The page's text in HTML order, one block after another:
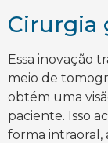
Cirurgia
Essa inovação
meio de
obtém uma
paciente. Isso
forma intraoral,